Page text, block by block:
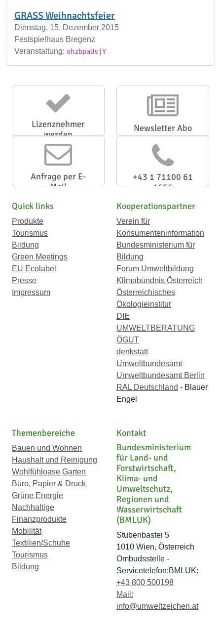
GRASS Weihnachtsfeier
Dienstag, 15. Dezember 2015
Festspielhaus Bregenz
Veranstaltung: ohzbpaUsjY
Lizenznehmer
werden
Newsletter Abo
Anfrage per E-
Mail
+43 1 71100 61
1656
Quick links
Produkte
Tourismus
Bildung
Green Meetings
EU Ecolabel
Presse
Impressum
Kooperationspartner
Verein für
Konsumenteninformation
Bundesministerium für
Bildung
Forum Umweltbildung
Klimabündnis Österreich
Österreichisches
Ökologieinstitut
DIE
UMWELTBERATUNG
ÖGUT
denkstatt
Umweltbundesamt
Umweltbundesamt Berlin
RAL Deutschland - Blauer
Engel
Themenbereiche
Bauen und Wohnen
Haushalt und Reinigung
Wohlfühloase Garten
Büro, Papier & Druck
Grüne Energie
Nachhaltige
Finanzprodukte
Mobilität
Textilien/Schuhe
Tourismus
Bildung
Kontakt
Bundesministerium
für Land- und
Forstwirtschaft,
Klima- und
Umweltschutz,
Regionen und
Wasserwirtschaft
(BMLUK)
Stubenbastei 5
1010 Wien, Österreich
Ombudsstelle -
Servicetelefon:BMLUK:
+43 800 500198
Mail:
info@umweltzeichen.at